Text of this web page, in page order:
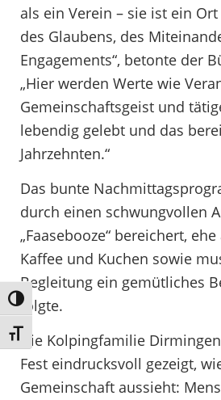
Umschalten auf hohe Kontraste
Schrift vergrößern
als ein Verein – sie ist ein
des Glaubens, des
Engagements“, betonte der
„Hier werden Werte wie
Gemeinschaftsgeist und
lebendig gelebt und das
Jahrzehnten.“
Das bunte
durch einen schwungvollen
„Faasebooze“ bereichert,
Kaffee und Kuchen sowie
Begleitung ein gemütliches
folgte.
Die Kolpingfamilie
Fest eindrucksvoll gezeigt,
Gemeinschaft aussieht: